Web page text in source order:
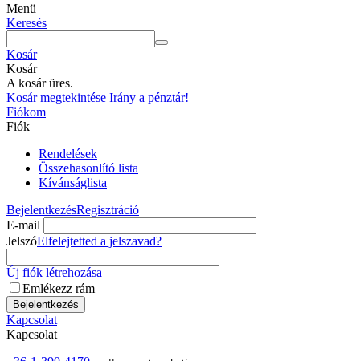
Menü
Keresés
Kosár
Kosár
A kosár üres.
Kosár megtekintése Irány a pénztár!
Fiókom
Fiók
Rendelések
Összehasonlító lista
Kívánságlista
BejelentkezésRegisztráció
E-mail
JelszóElfelejtetted a jelszavad?
Új fiók létrehozása
Emlékezz rám
Bejelentkezés
Kapcsolat
Kapcsolat